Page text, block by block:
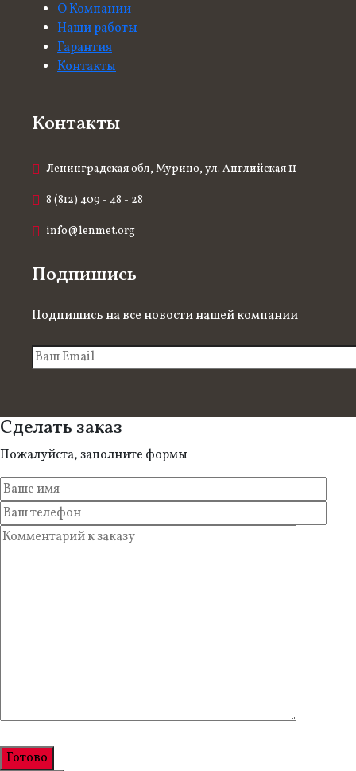
О Компании
Наши работы
Гарантия
Контакты
Контакты
Ленинградская обл, Мурино, ул. Английская 11
8 (812) 409 - 48 - 28
info@lenmet.org
Подпишись
Подпишись на все новости нашей компании
Сделать заказ
Пожалуйста, заполните формы